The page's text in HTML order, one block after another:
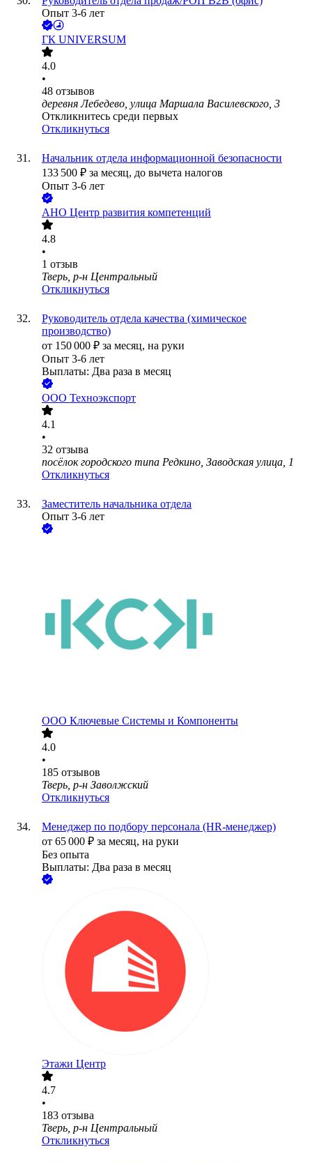
Опыт 3-6 лет
ГК UNIVERSUM
4.0
•
48 отзывов
деревня Лебедево, улица Маршала Василевского, 3
Откликнитесь среди первых
Откликнуться
Начальник отдела информационной безопасности
133 500 ₽ за месяц, до вычета налогов
Опыт 3-6 лет
АНО Центр развития компетенций
4.8
•
1 отзыв
Тверь, р-н Центральный
Откликнуться
Руководитель отдела качества (химическое
производство)
от 150 000 ₽ за месяц, на руки
Опыт 3-6 лет
Выплаты: Два раза в месяц
ООО Техноэкспорт
4.1
•
32 отзыва
посёлок городского типа Редкино, Заводская улица, 1
Откликнуться
Заместитель начальника отдела
Опыт 3-6 лет
ООО Ключевые Системы и Компоненты
4.0
•
185 отзывов
Тверь, р-н Заволжский
Откликнуться
Менеджер по подбору персонала (HR-менеджер)
от 65 000 ₽ за месяц, на руки
Без опыта
Выплаты: Два раза в месяц
Этажи Центр
4.7
•
183 отзыва
Тверь, р-н Центральный
Откликнуться